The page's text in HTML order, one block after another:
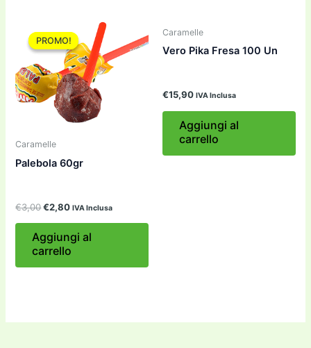
PROMO!
PROMO!
Caramelle
Palebola 60gr
€3,00Il
era:
€3,00.
€2,80Il
è:
€2,80.
IVA Inclusa
Aggiungi al
carrello
Caramelle
Vero Pika Fresa 100 Un
€15,90 IVA Inclusa
Aggiungi al
carrello